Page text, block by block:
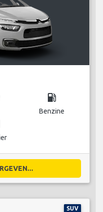
local_gas_station
Benzine
SUV